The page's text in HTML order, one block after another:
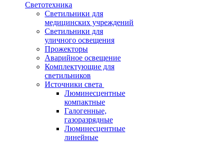
Светотехника
Светильники для
медицинских учреждений
Светильники для
уличного освещения
Прожекторы
Аварийное освещение
Комплектующие для
светильников
Источники света
Люминесцентные
компактные
Галогенные,
газоразрядные
Люминесцентные
линейные